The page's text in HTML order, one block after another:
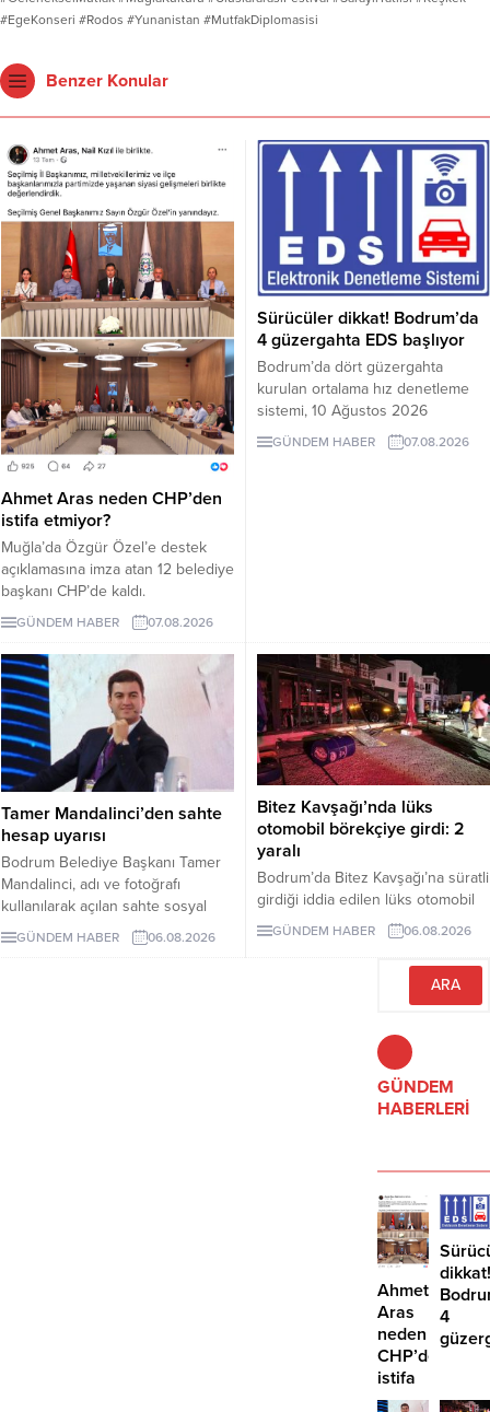
#EgeKonseri #Rodos #Yunanistan #MutfakDiplomasisi
Benzer Konular
Ahmet Aras neden CHP’den
istifa etmiyor?
Muğla’da Özgür Özel’e destek
açıklamasına imza atan 12 belediye
başkanı CHP’de kaldı.
Milletvekilleri Yeni Parti’ye
geçerken belediye başkanlarının
tutumu ve CHP yönetiminin
sessizliği tartışılıyor.
GÜNDEM HABER 07.08.2026
Sürücüler dikkat! Bodrum’da
4 güzergahta EDS başlıyor
Bodrum’da dört güzergahta
kurulan ortalama hız denetleme
sistemi, 10 Ağustos 2026
Pazartesi günü devreye girecek.
İşte EDS uygulanacak yollar.
GÜNDEM HABER 07.08.2026
Tamer Mandalinci’den sahte
hesap uyarısı
Bodrum Belediye Başkanı Tamer
Mandalinci, adı ve fotoğrafı
kullanılarak açılan sahte sosyal
medya hesaplarına karşı uyarıda
bulundu. Mandalinci, tek resmî
GÜNDEM HABER 06.08.2026
Bitez Kavşağı’nda lüks
otomobil börekçiye girdi: 2
yaralı
Bodrum’da Bitez Kavşağı’na süratli
girdiği iddia edilen lüks otomobil
börekçiye girdi. Kazada sürücü ve
GÜNDEM HABER 06.08.2026
GÜNDEM
HABERLERİ
Ahmet
Aras
neden
CHP’den
istifa
etmiyor?
dikkat!
4